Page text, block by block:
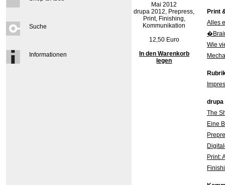
Suche
Informationen
Mai 2012
drupa 2012, Prepress,
Print, Finishing,
Kommunikation
12,50 Euro
In den Warenkorb
legen
Print
Alles
Wie
drupa
The
Eine
Print: